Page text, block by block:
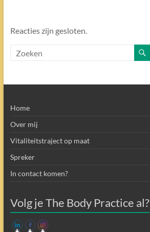
Reacties zijn gesloten.
Home
Over mij
Vitaliteitstraject op maat
Spreker
In contact komen?
Volg je The Body Practice al?